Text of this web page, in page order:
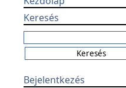
Keresés
Bejelentkezés